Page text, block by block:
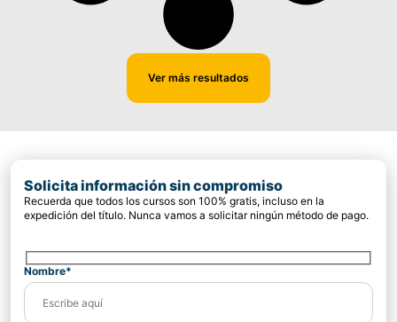
Ver más resultados
Solicita información sin compromiso
Recuerda que todos los cursos son 100% gratis, incluso en la
expedición del título. Nunca vamos a solicitar ningún método de pago.
Nombre*